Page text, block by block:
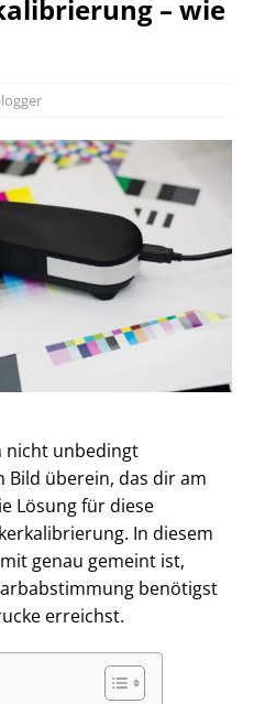
– wie
nicht unbedingt
überein, das dir am
Lösung für diese
In diesem
genau gemeint ist,
benötigst
erreichst.